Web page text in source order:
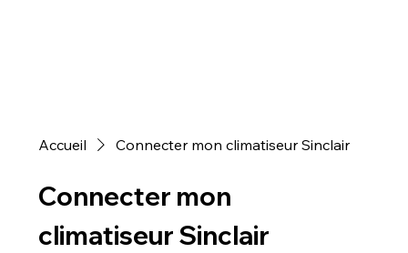
Accueil Connecter mon climatiseur Sinclair
Connecter mon
climatiseur Sinclair